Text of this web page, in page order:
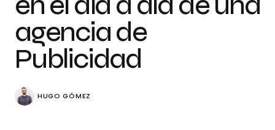
agencia de
Publicidad
HUGO GÓMEZ